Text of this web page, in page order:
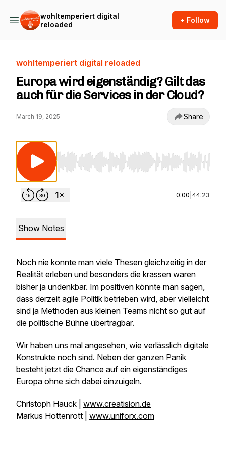
wohltemperiert digital
reloaded
+ Follow
wohltemperiert digital reloaded
Europa wird eigenständig? Gilt das
auch für die Services in der Cloud?
March 19, 2025 Share
Use Left/Right to seek, Home/End to jump
0:00 44:23
Show Notes
Noch nie konnte man viele Thesen gleichzeitig in der
Realität erleben und besonders die krassen waren
bisher ja undenkbar. Im positiven könnte man sagen,
dass derzeit agile Politik betrieben wird, aber vielleicht
sind ja Methoden aus kleinen Teams nicht so gut auf
die politische Bühne übertragbar.
Wir haben uns mal angesehen, wie verlässlich digitale
Konstrukte noch sind. Neben der ganzen Panik
besteht jetzt die Chance auf ein eigenständiges
Europa ohne sich dabei einzuigeln.
Christoph Hauck | www.creatision.de
Markus Hottenrott | www.uniforx.com